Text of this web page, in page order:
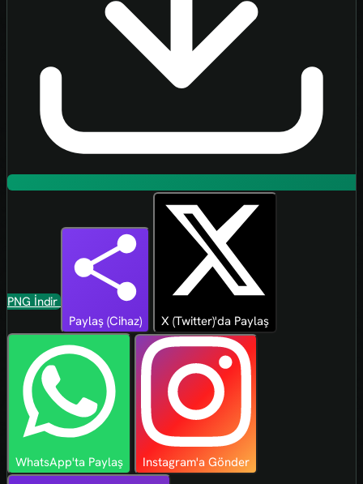
PNG İndir
Paylaş (Cihaz)
X (Twitter)'da Paylaş
WhatsApp'ta Paylaş Instagram'a Gönder